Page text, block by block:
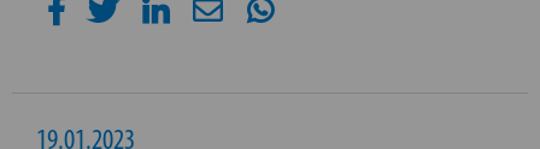
19.01.2023